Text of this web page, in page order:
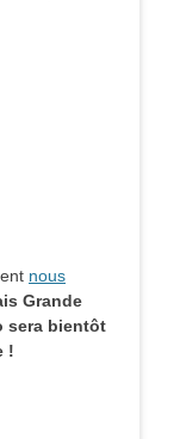
nous
Grande
sera bientôt
!